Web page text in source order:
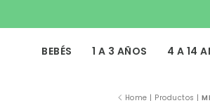
BEBÉS 1 A 3 AÑOS 4 A 14
Home | Productos |